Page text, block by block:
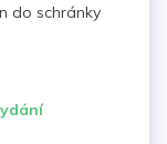
do schránky